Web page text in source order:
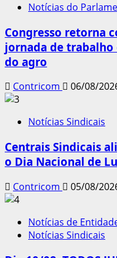
Notícias do
Congresso retorna
jornada de
do agro
Contricom 06/08/
Notícias Sindicais
Centrais Sindicais
o Dia Nacional de
Contricom 05/08/
Notícias de
Notícias Sindicais